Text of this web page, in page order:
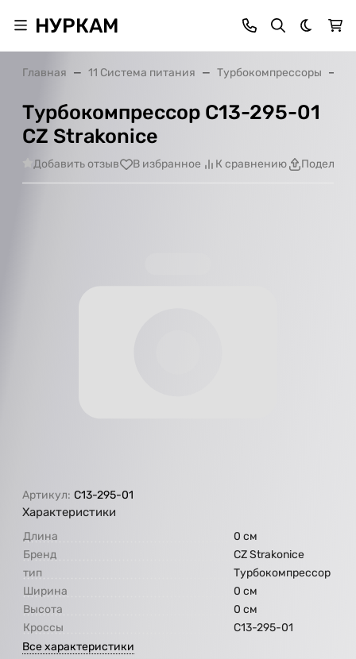
НУРКАМ Темная
Главная 11 Система питания Турбокомпрессоры
Турбокомпрессор С13-295-01
CZ Strakonice
Добавить отзыв В избранное К сравнению
Артикул: С13-295-01
Характеристики
Длина
0 см
Бренд
CZ Strakonice
тип
Турбокомпрессор
Ширина
0 см
Высота
0 см
Кроссы
С13-295-01
Все характеристики